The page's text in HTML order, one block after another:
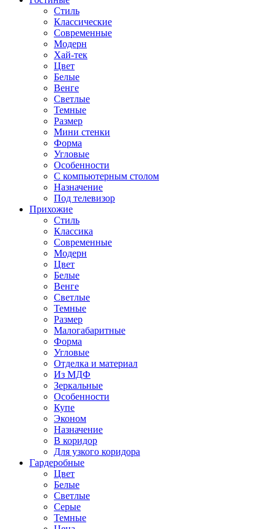
Стиль
Классические
Современные
Модерн
Хай-тек
Цвет
Белые
Венге
Светлые
Темные
Размер
Мини стенки
Форма
Угловые
Особенности
С компьютерным столом
Назначение
Под телевизор
Прихожие
Стиль
Классика
Современные
Модерн
Цвет
Белые
Венге
Светлые
Темные
Размер
Малогабаритные
Форма
Угловые
Отделка и материал
Из МДФ
Зеркальные
Особенности
Купе
Эконом
Назначение
В коридор
Для узкого коридора
Гардеробные
Цвет
Белые
Светлые
Серые
Темные